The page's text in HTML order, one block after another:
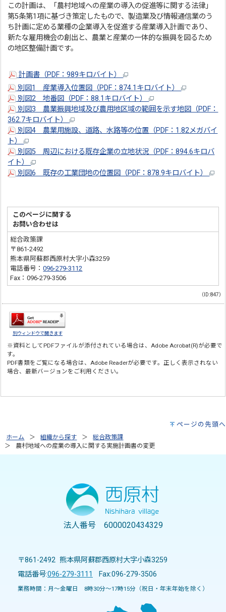
この計画は、「農村地域への産業の導入の促進等に関する法律」
第5条第1項に基づき策定したもので、製造業及び情報通信業のう
ち計画に定める業種の企業導入を促進する産業導入計画であり、
新たな雇用機会の創出と、農業と産業の一体的な振興を図るため
の地区整備計画です。
計画書（PDF：989キロバイト）
別図1 産業導入位置図（PDF：874.1キロバイト）
別図2 地番図（PDF：88.1キロバイト）
別図3 農業振興地域及び農用地区域の範囲を示す地図（PDF：
362.7キロバイト）
別図4 農業用施設、道路、水路等の位置（PDF：1.82メガバイ
ト）
別図5 周辺における既存企業の立地状況（PDF：894.6キロバ
イト）
別図6 既存の工業団地の位置図（PDF：878.9キロバイト）
このページに関する
お問い合わせは
総合政策課
〒861-2492
熊本県阿蘇郡西原村大字小森3259
電話番号：096-279-3112
Fax：096-279-3506
（ID:847）
別ウィンドウで開きます
※資料としてPDFファイルが添付されている場合は、Adobe Acrobat(R)が必要で
す。
PDF書類をご覧になる場合は、Adobe Readerが必要です。正しく表示されない
場合、最新バージョンをご利用ください。
ページの先頭へ
ホーム 組織から探す
総合政策課
農村地域への産業の導入に関する実施計画書の変更
法人番号 6000020434329
〒861-2492 熊本県阿蘇郡西原村大字小森3259
電話番号:096-279-3111 Fax:096-279-3506
業務時間：月～金曜日 8時30分～17時15分（祝日・年末年始を除く）